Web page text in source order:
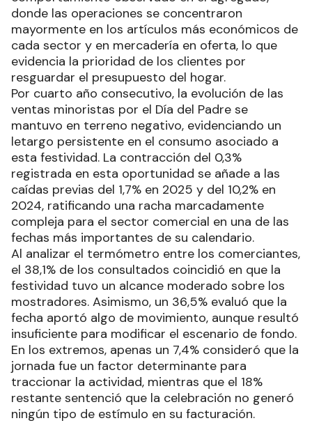
donde las operaciones se concentraron
mayormente en los artículos más económicos de
cada sector y en mercadería en oferta, lo que
evidencia la prioridad de los clientes por
resguardar el presupuesto del hogar.
Por cuarto año consecutivo, la evolución de las
ventas minoristas por el Día del Padre se
mantuvo en terreno negativo, evidenciando un
letargo persistente en el consumo asociado a
esta festividad. La contracción del 0,3%
registrada en esta oportunidad se añade a las
caídas previas del 1,7% en 2025 y del 10,2% en
2024, ratificando una racha marcadamente
compleja para el sector comercial en una de las
fechas más importantes de su calendario.
Al analizar el termómetro entre los comerciantes,
el 38,1% de los consultados coincidió en que la
festividad tuvo un alcance moderado sobre los
mostradores. Asimismo, un 36,5% evaluó que la
fecha aportó algo de movimiento, aunque resultó
insuficiente para modificar el escenario de fondo.
En los extremos, apenas un 7,4% consideró que la
jornada fue un factor determinante para
traccionar la actividad, mientras que el 18%
restante sentenció que la celebración no generó
ningún tipo de estímulo en su facturación.